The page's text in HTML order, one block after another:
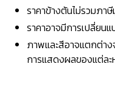
ราคาข้างต้นไม่รวมภา
ราคาอาจมีการเปลี่ยน
ภาพและสีอาจแตกต่าง
การแสดงผลของแต่ละ